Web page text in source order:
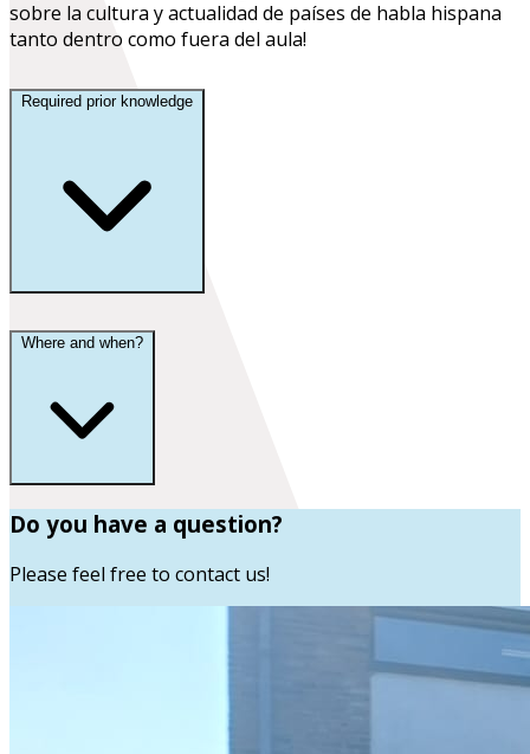
sobre la cultura y actualidad de países de habla hispana
tanto dentro como fuera del aula!
Required prior knowledge
Where and when?
Do you have a question?
Please feel free to contact us!